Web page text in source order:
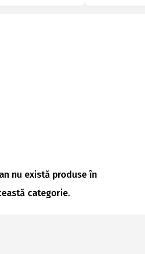
nu există produse în
categorie.